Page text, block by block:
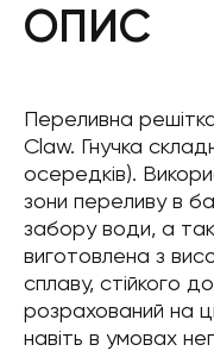
ОПИС
Переливна
Claw. Гнучка
осередків).
зони переливу в
забору води, а
виготовлена ​​з
сплаву, стійкого
розрахований на
навіть в умовах